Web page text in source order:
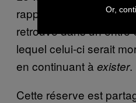
rapport au temps et à
retrouve dans un
lequel celui-ci serait
en continuant à exister.
Cette réserve est
Or,